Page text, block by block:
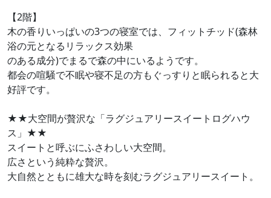
【2階】
木の香りいっぱいの3つの寝室では、フィットチッド(森林
浴の元となるリラックス効果
のある成分)でまるで森の中にいるようです。
都会の喧騒で不眠や寝不足の方もぐっすりと眠られると大
好評です。
★★大空間が贅沢な「ラグジュアリースイートログハウ
ス」★★
スイートと呼ぶにふさわしい大空間。
広さという純粋な贅沢。
大自然とともに雄大な時を刻むラグジュアリースイート。